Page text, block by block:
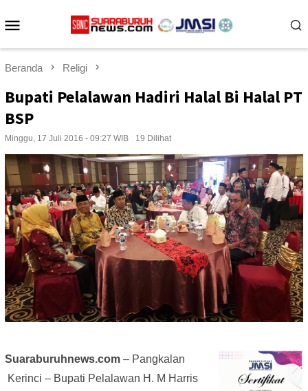
ke
Beranda Religi
Bupati Pelalawan Hadiri Halal Bi Halal PT
BSP
Minggu, 17 Juli 2016 - 09:27 WIB 19 Dilihat
Suaraburuhnews.com – Pangkalan
Kerinci – Bupati Pelalawan H. M Harris